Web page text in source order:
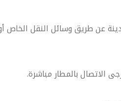
عن طريق وسائل النقل الخاص
الاتصال بالمطار مباشرة.